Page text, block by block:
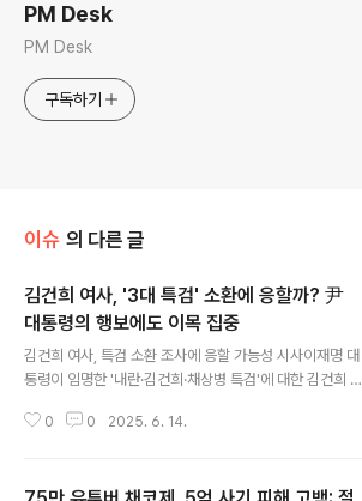
PM Desk
PM Desk
구독하기
이슈 의 다른 글
김건희 여사, '3대 특검' 소환에 응할까? 尹
대통령의 행보에도 이목 집중
김건희 여사, 특검 소환 조사에 응할 가능성 시사이재명 대
통령이 임명한 '내란·김건희·채상병 특검'에 대한 김건희 여
여사 측은 특검팀의 소환 조사에 응하는 방안을 고려 중인
0 0 2025. 6. 14.